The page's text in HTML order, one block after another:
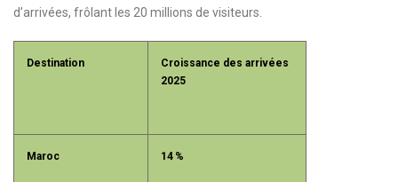
d’arrivées, frôlant les 20 millions de visiteurs.
Destination
Croissance des arrivées
2025
Maroc 14 %